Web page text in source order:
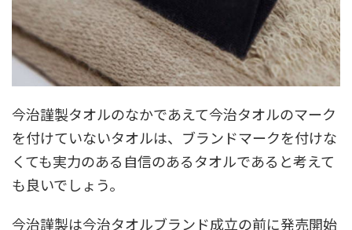
今治謹製タオルのなかであえて今治タオルのマーク
を付けていないタオルは、ブランドマークを付けな
くても実力のある自信のあるタオルであると考えて
も良いでしょう。
今治謹製は今治タオルブランド成立の前に発売開始